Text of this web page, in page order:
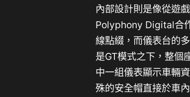
內部設計則是像從遊
Polyphony Digital合
線點綴，而儀表台的
是GT模式之下，整個
中一組儀表顯示車輛
殊的安全帽直接於車